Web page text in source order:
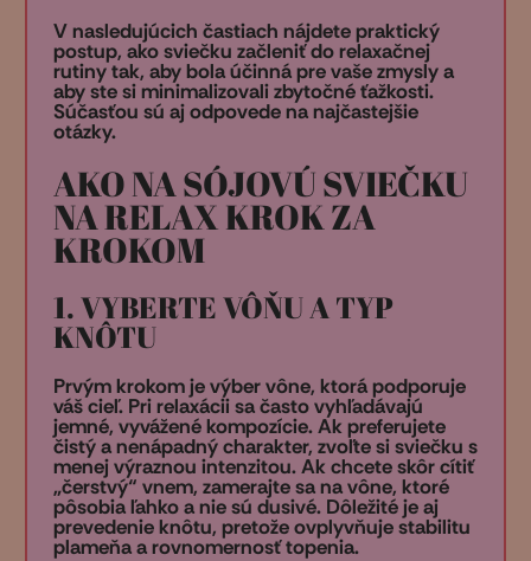
V nasledujúcich častiach nájdete praktický
postup, ako sviečku začleniť do relaxačnej
rutiny tak, aby bola účinná pre vaše zmysly a
aby ste si minimalizovali zbytočné ťažkosti.
Súčasťou sú aj odpovede na najčastejšie
otázky.
AKO NA SÓJOVÚ SVIEČKU
NA RELAX KROK ZA
KROKOM
1. VYBERTE VÔŇU A TYP
KNÔTU
Prvým krokom je výber vône, ktorá podporuje
váš cieľ. Pri relaxácii sa často vyhľadávajú
jemné, vyvážené kompozície. Ak preferujete
čistý a nenápadný charakter, zvoľte si sviečku s
menej výraznou intenzitou. Ak chcete skôr cítiť
„čerstvý“ vnem, zamerajte sa na vône, ktoré
pôsobia ľahko a nie sú dusivé. Dôležité je aj
prevedenie knôtu, pretože ovplyvňuje stabilitu
plameňa a rovnomernosť topenia.